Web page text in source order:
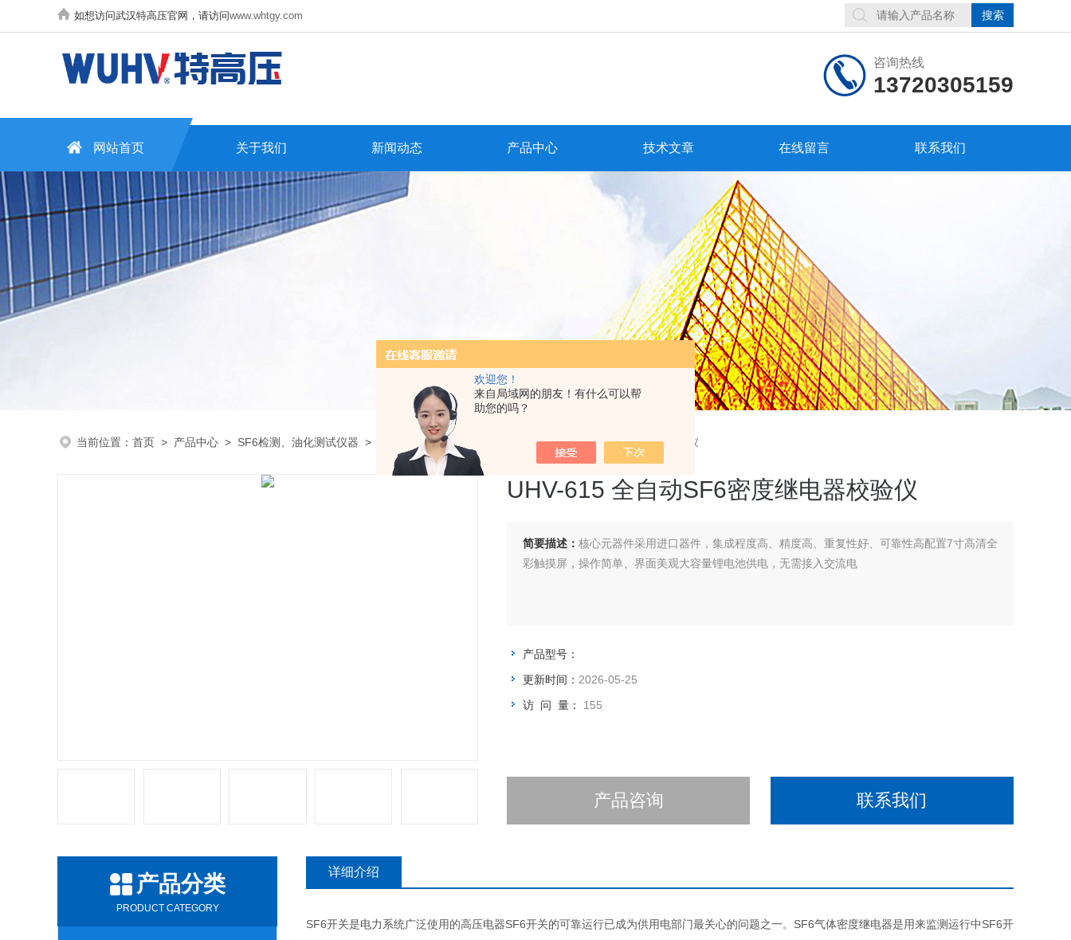
欢迎您！
来自局域网的朋友！有什么可以帮
助您的吗？
如想访问武汉特高压官网，请访问www.whtgy.com
咨询热线
13720305159
网站首页 关于我们 新闻动态 产品中心 技术文章 在线留言 联系我们
当前位置： 首页 > 产品中心 > SF6检测、油化测试仪器 > SF6密度继电器校验仪 UHV-615 全自动SF6密度继电器校验仪
UHV-615 全自动SF6密度继电器校验仪
简要描述： 核心元器件采用进口器件，集成程度高、精度高、重复性好、可靠性高配置7寸高清全
彩触摸屏，操作简单、界面美观大容量锂电池供电，无需接入交流电
产品型号：
更新时间： 2026-05-25
访 问 量： 155
产品咨询 联系我们
产品分类
PRODUCT CATEGORY
详细介绍
SF6开关是电力系统广泛使用的高压电器SF6开关的可靠运行已成为供用电部门最关心的问题之一。SF6气体密度继电器是用来监测运行中SF6开